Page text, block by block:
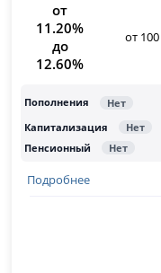
от
11.20%
до
12.60%
от
Подробнее